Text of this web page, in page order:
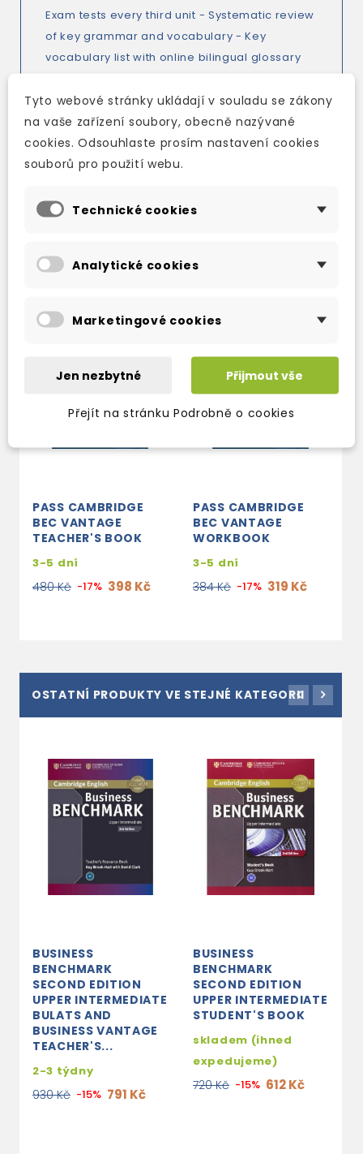
Exam tests every third unit - Systematic review
of key grammar and vocabulary - Key
vocabulary list with online bilingual glossary
Intermediate level which is equivalent to
Cambridge ESOL FCE and the Council of
Europe's B2 level.
PASS CAMBRIDGE
BEC VANTAGE
TEACHER'S BOOK
3-5 dní
480 Kč -17% 398 Kč
PASS CAMBRIDGE
BEC VANTAGE
WORKBOOK
3-5 dní
384 Kč -17% 319 Kč
OSTATNÍ PRODUKTY VE STEJNÉ KATEGORII
BUSINESS
BENCHMARK
SECOND EDITION
UPPER INTERMEDIATE
BULATS AND
BUSINESS VANTAGE
TEACHER'S...
2-3 týdny
930 Kč -15% 791 Kč
BUSINESS
BENCHMARK
SECOND EDITION
UPPER INTERMEDIATE
STUDENT'S BOOK
skladem (ihned
expedujeme)
720 Kč -15% 612 Kč
Tyto webové stránky ukládají v souladu se zákony
na vaše zařízení soubory, obecně nazývané
cookies. Odsouhlaste prosím nastavení cookies
souborů pro použití webu.
Technické cookies
Analytické cookies
Marketingové cookies
Jen nezbytné Přijmout vše
Přejít na stránku Podrobně o cookies